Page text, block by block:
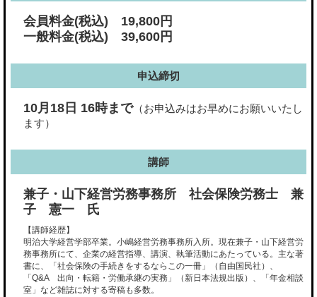
会員料金(税込) 19,800円
一般料金(税込) 39,600円
申込締切
10月18日 16時まで（お申込みはお早めにお願いいたし
ます）
講師
兼子・山下経営労務事務所 社会保険労務士 兼
子 憲一 氏
【講師経歴】
明治大学経営学部卒業。小嶋経営労務事務所入所。現在兼子・山下経営労
務事務所にて、企業の経営指導、講演、執筆活動にあたっている。主な著
書に、「社会保険の手続きをするならこの一冊」（自由国民社）、
「Q&A 出向・転籍・労働承継の実務」（新日本法規出版）、「年金相談
室」など雑誌に対する寄稿も多数。